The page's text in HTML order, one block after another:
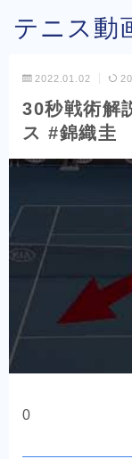
テニス動
2022.01.02
30秒戦術解
ス #錦織圭
0